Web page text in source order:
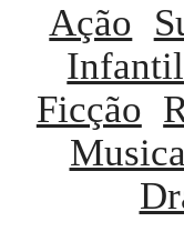
Ação
Infantil
Ficção